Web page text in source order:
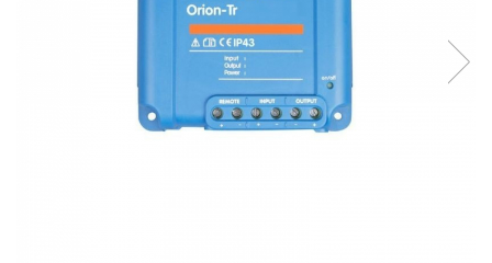
Incarcatoare acumulatori
Panouri fotovoltaice si accesorii
Panouri fotovoltaice
Sisteme prindere panouri